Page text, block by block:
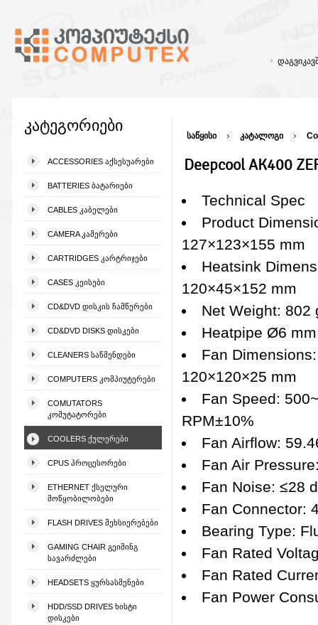
კატეგორიები
ACCESSORIES ᲐᲥᲡᲔᲡᲣᲐᲠᲔᲑᲘ
BATTERIES ᲑᲐᲢᲐᲠᲘᲔᲑᲘ
CABLES ᲙᲐᲑᲔᲚᲔᲑᲘ
CAMERA ᲙᲐᲛᲔᲠᲔᲑᲘ
CARTRIDGES ᲙᲐᲠᲢᲠᲘᲯᲔᲑᲘ
CASES ᲙᲔᲘᲡᲔᲑᲘ
CD&DVD ᲓᲘᲡᲙᲘᲡ ᲩᲐᲛᲬᲔᲠᲔᲑᲘ
CD&DVD DISKS ᲓᲘᲡᲙᲔᲑᲘ
CLEANERS ᲡᲐᲬᲛᲔᲜᲓᲔᲑᲘ
COMPUTERS ᲙᲝᲛᲞᲘᲣᲢᲔᲠᲔᲑᲘ
COMUTATORS
ᲙᲝᲛᲣᲢᲐᲢᲝᲠᲔᲑᲘ
COOLERS ᲥᲣᲚᲔᲠᲔᲑᲘ
CPUS ᲞᲠᲝᲪᲔᲡᲝᲠᲔᲑᲘ
ETHERNET ᲥᲡᲔᲚᲣᲠᲘ
ᲛᲝᲬᲧᲝᲑᲘᲚᲝᲑᲔᲑᲘ
FLASH DRIVES ᲛᲔᲮᲡᲘᲔᲠᲔᲑᲔᲑᲘ
GAMING CHAIR ᲒᲔᲘᲛᲘᲜᲒ
ᲡᲐᲕᲐᲠᲫᲚᲔᲑᲘ
HEADSETS ᲧᲣᲠᲡᲐᲡᲛᲔᲜᲔᲑᲘ
HDD/SSD DRIVES ᲮᲘᲡᲢᲘ
ᲓᲘᲡᲙᲔᲑᲘ
საწყისი კატალოგი
Deepcool AK400
Technical Spec
Product
127×123×155 mm
Heatsink
120×45×152 mm
Net Weight: 802
Heatpipe Ø6
Fan Dimensions:
120×120×25 mm
Fan Speed:
RPM±10%
Fan Airflow:
Fan Air
Fan Noise: ≤28
Fan Connector:
Bearing Type:
Fan Rated
Fan Rated
Fan Power